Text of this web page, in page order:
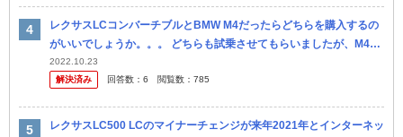
レクサスLCコンバーチブルとBMW M4だったらどちらを購入するの
がいいでしょうか。。。 どちらも試乗させてもらいましたが、M4の
ほうが楽しかったですが、あんまり女性ウケが良くない気がします笑
...
2022.10.23
解決済み
回答数： 6 閲覧数： 785
レクサスLC500 LCのマイナーチェンジが来年2021年とインターネッ